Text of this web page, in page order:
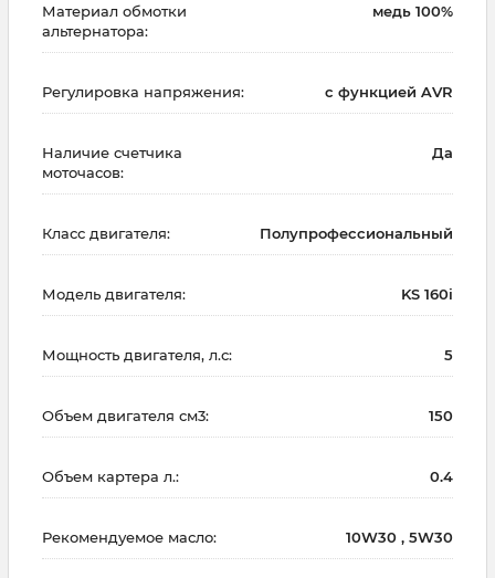
Материал обмотки
альтернатора:
медь 100%
Регулировка напряжения: с функцией AVR
Наличие счетчика
моточасов:
Да
Класс двигателя: Полупрофессиональный
Модель двигателя: KS 160i
Мощность двигателя, л.с: 5
Объем двигателя см3: 150
Объем картера л.: 0.4
Рекомендуемое масло: 10W30 , 5W30